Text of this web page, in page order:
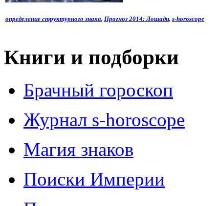
определение структурного знака, Прогноз 2014: Лошади, s-horoscope
Книги и подборки
Брачный гороскоп
Журнал s-horoscope
Магия знаков
Поиски Империи